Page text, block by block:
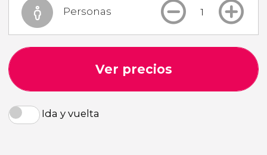
Personas
Ver precios
Ida y vuelta